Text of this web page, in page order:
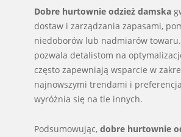
Dobre hurtownie odzież damska
dostaw i zarządzania zapasami,
niedoborów lub nadmiarów
pozwala detalistom na
często zapewniają wsparcie w
najnowszymi trendami i
wyróżnia się na tle innych.
Podsumowując, dobre hurtownie